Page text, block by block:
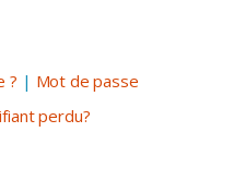
|
perdu?